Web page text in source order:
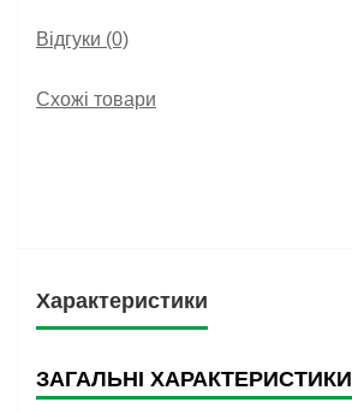
Відгуки (0)
Схожі товари
Характеристики
ЗАГАЛЬНІ ХАРАКТЕРИСТИКИ